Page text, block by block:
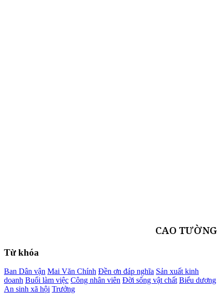
CAO TƯỜNG
Từ khóa
Ban Dân vận Mai Văn Chính Đền ơn đáp nghĩa Sản xuất kinh
doanh Buổi làm việc Công nhân viên Đời sống vật chất Biểu dương
An sinh xã hội Trưởng